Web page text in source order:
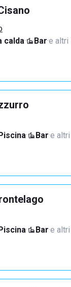
calda· Bar·e altri
· Bar·e
· Bar·e